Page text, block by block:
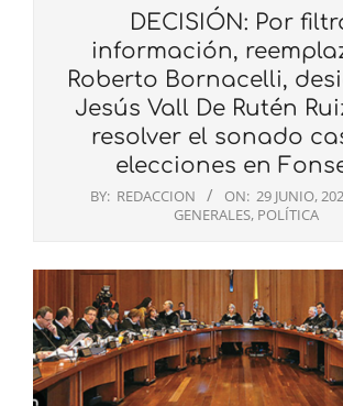
DECISIÓN: Por
información,
Roberto Bornacelli,
Jesús Vall De Rutén
resolver el sonado
elecciones en
BY: REDACCION ON: 29 JUNIO,
GENERALES, POLÍTICA